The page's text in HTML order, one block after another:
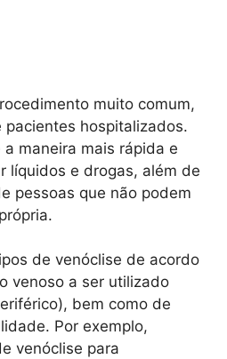
muito comum,
pacientes hospitalizados.
maneira mais rápida e
líquidos e drogas, além de
pessoas que não podem
de venóclise de acordo
venoso a ser utilizado
bem como de
Por exemplo,
venóclise para